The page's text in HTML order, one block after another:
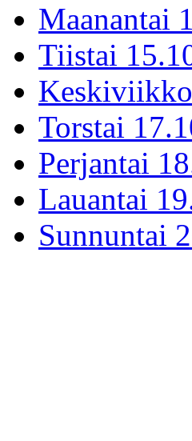
Maanantai
Tiistai
Torstai
Perjantai
Lauantai
Sunnuntai